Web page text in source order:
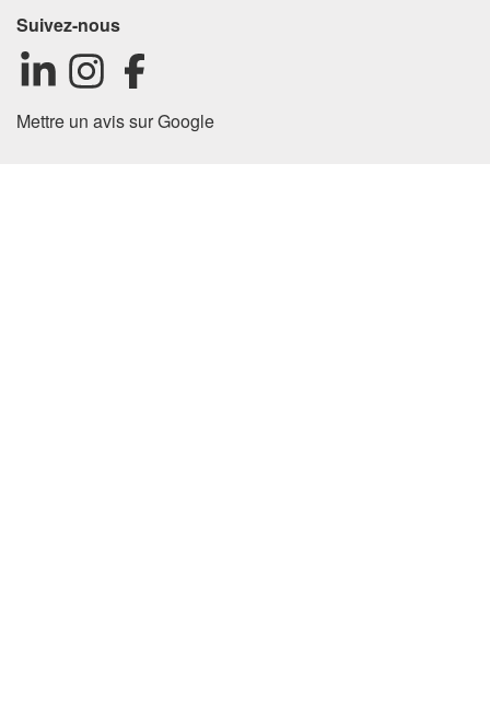
Suivez-nous
Mettre un avis sur Google